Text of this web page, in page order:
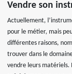
Vendre son
Actuellement,
pour le métier, mais
différentes raisons,
trouver dans le
vendre leurs matériels.